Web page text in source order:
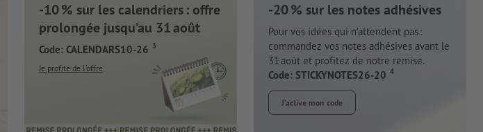
-10 % sur les calendriers : offre
prolongée jusqu’au 31 août
Code: CALENDARS10-26 3
Je profite de l’offre
-20 % sur les notes adhésives
Pour vos idées qui n’attendent pas :
commandez vos notes adhésives avant le
31 août et profitez de notre remise.
Code: STICKYNOTES26-20 4
J’active mon code